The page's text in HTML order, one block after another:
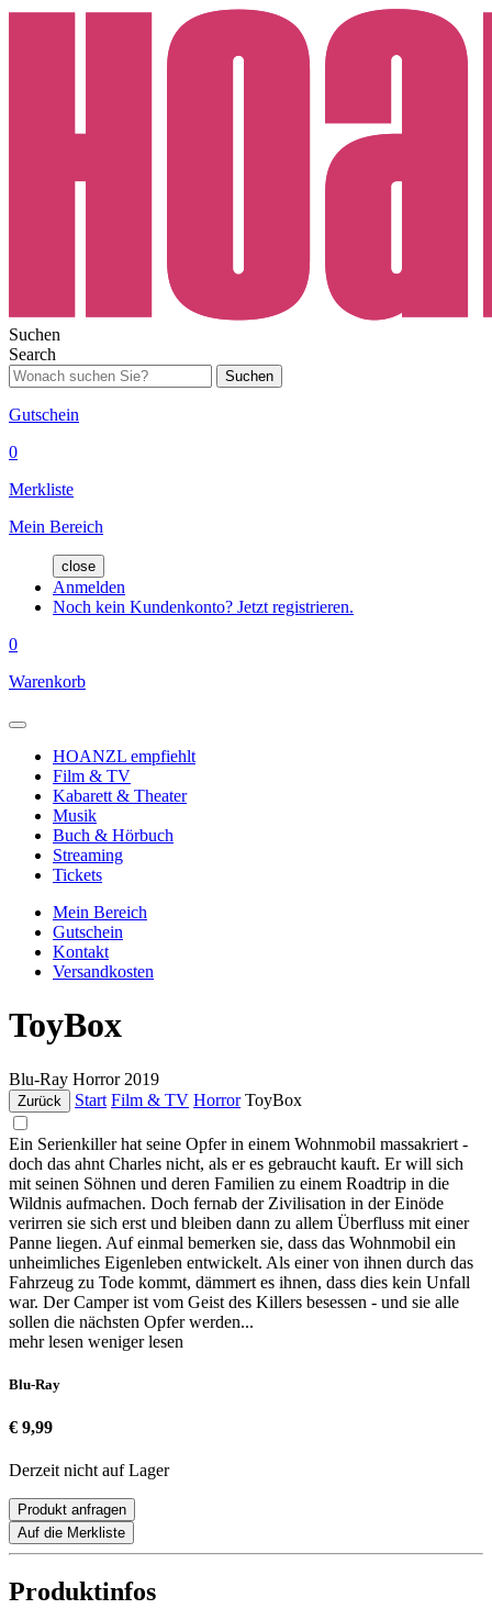
Suchen
Search
Suchen
Gutschein
0
Merkliste
Mein Bereich
close
Anmelden
Noch kein Kundenkonto? Jetzt registrieren.
0
Warenkorb
HOANZL empfiehlt
Film & TV
Kabarett & Theater
Musik
Buch & Hörbuch
Streaming
Tickets
Mein Bereich
Gutschein
Kontakt
Versandkosten
ToyBox
Blu-Ray Horror 2019
Zurück Start Film & TV Horror ToyBox
Ein Serienkiller hat seine Opfer in einem Wohnmobil massakriert -
doch das ahnt Charles nicht, als er es gebraucht kauft. Er will sich
mit seinen Söhnen und deren Familien zu einem Roadtrip in die
Wildnis aufmachen. Doch fernab der Zivilisation in der Einöde
verirren sie sich erst und bleiben dann zu allem Überfluss mit einer
Panne liegen. Auf einmal bemerken sie, dass das Wohnmobil ein
unheimliches Eigenleben entwickelt. Als einer von ihnen durch das
Fahrzeug zu Tode kommt, dämmert es ihnen, dass dies kein Unfall
war. Der Camper ist vom Geist des Killers besessen - und sie alle
sollen die nächsten Opfer werden...
mehr lesen weniger lesen
Blu-Ray
€ 9,99
Derzeit nicht auf Lager
Produkt anfragen
Auf die Merkliste
Produktinfos